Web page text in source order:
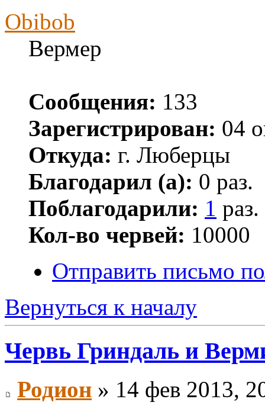
Obibob
Вермер
Сообщения: 133
Зарегистрирован: 04
Откуда: г. Люберцы
Благодарил (а): 0 раз.
Поблагодарили: 1 раз.
Кол-во червей: 10000
Отправить письмо
Вернуться к началу
Червь Гриндаль и
Родион » 14 фев 2013,